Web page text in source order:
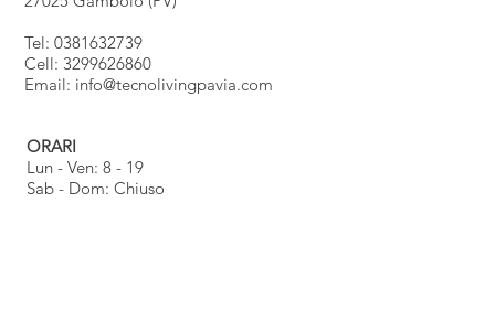
Tel: 0381632739
Cell: 3299626860
Email: info@tecnolivingpavia.com
ORARI
Lun - Ven: 8 - 19
Sab - Dom: Chiuso